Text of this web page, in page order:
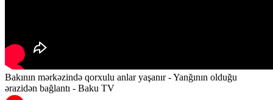
Bakının mərkəzində qorxulu anlar yaşanır - Yanğının olduğu
ərazidən bağlantı - Baku TV